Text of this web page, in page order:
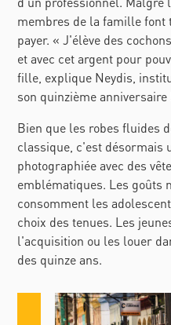
membres de la famille
payer.«J'élève des
et avec cet argent pour
fille, explique Neydis,
son quinzième anniversaire
Bien que les robes fluides
classique, c'est désormais
photographiée avec des
emblématiques. Les goûts
consomment les
choix des tenues. Les
l'acquisition ou les louer
des quinze ans.